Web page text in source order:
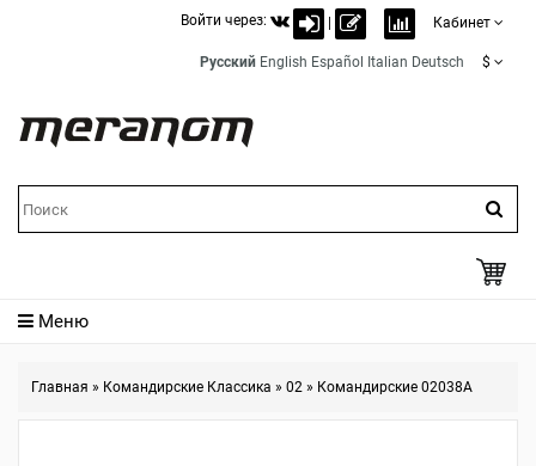
Войти через: Кабинет
Русский English Español Italian Deutsch $
Меню
Главная » Командирские Классика » 02 » Командирские 02038A